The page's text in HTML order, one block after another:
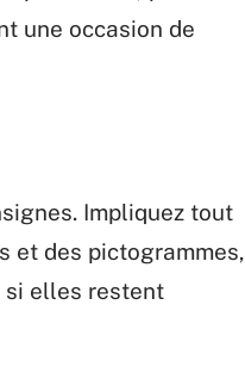
une occasion de
Impliquez tout
et des pictogrammes,
si elles restent